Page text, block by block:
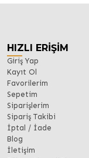
HIZLI ERIŞIM
Giriş Yap
Kayıt Ol
Favorilerim
Sepetim
Siparişlerim
Sipariş Takibi
İptal / İade
Blog
İletişim